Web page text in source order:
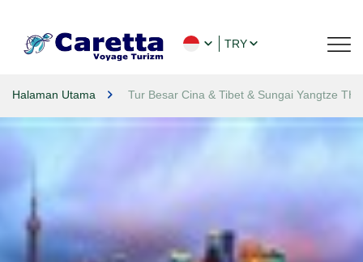
TRY
Halaman Utama Tur Besar Cina & Tibet & Sungai Yangtze